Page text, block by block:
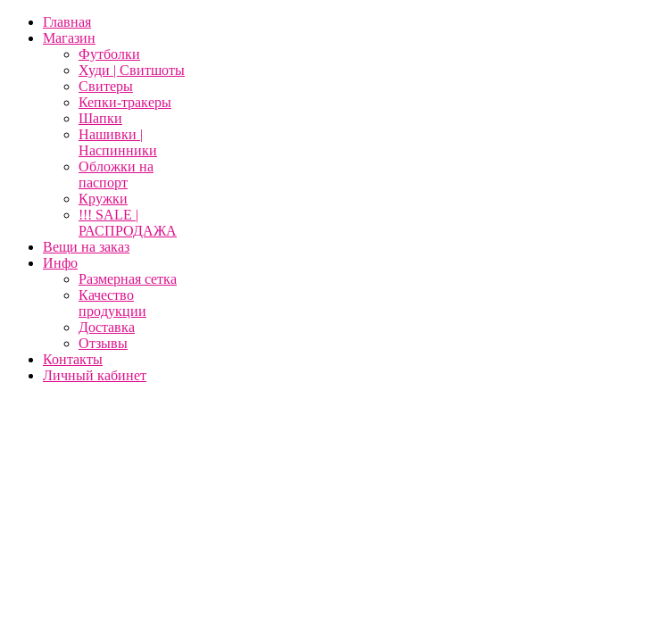
Главная
Магазин
Футболки
Худи | Свитшоты
Свитеры
Кепки-тракеры
Шапки
Нашивки |
Наспинники
Обложки на
паспорт
Кружки
!!! SALE |
РАСПРОДАЖА
Вещи на заказ
Инфо
Размерная сетка
Качество
продукции
Доставка
Отзывы
Контакты
Личный кабинет